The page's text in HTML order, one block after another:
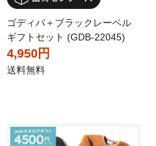
ゴディバ＋ブラックレーベル
ギフトセット (GDB-22045)
4,950円
送料無料